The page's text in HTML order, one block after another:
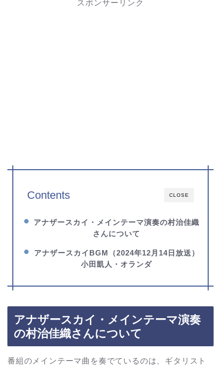
スポンサーリンク
CLOSE
Contents
アナザースカイ・メインテーマ演奏の村治佳織
さんについて
アナザースカイBGM（2024年12月14日放送）
小田凱人・オランダ
アナザースカイ・メインテーマ演奏
の村治佳織さんについて
番組のメインテーマ曲を奏でているのは、ギタリスト